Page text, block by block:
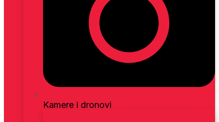
Kamere i dronovi